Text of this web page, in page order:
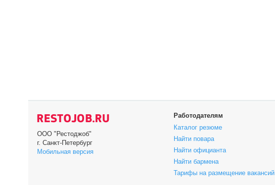
ООО "Рестоджоб"
г. Санкт-Петербург
Мобильная версия
Работодателям
Каталог резюме
Найти повара
Найти официанта
Найти бармена
Тарифы на размещение вакансий